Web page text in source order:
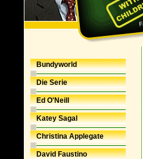
Bundyworld
Die Serie
Ed O'Neill
Katey Sagal
Christina Applegate
David Faustino